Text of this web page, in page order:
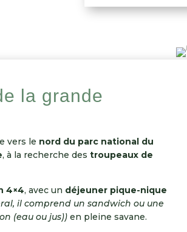
la grande
vers le nord du parc national du
, à la recherche destroupeaux de
4×4, avec un déjeuner pique-nique
il comprend un sandwich ou une
(eau ou jus))en pleine savane.